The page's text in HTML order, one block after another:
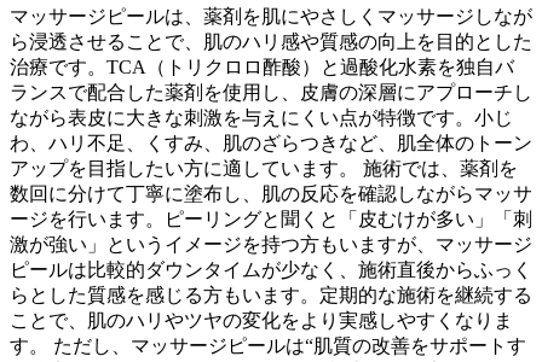
マッサージピールは、薬剤を肌にやさしくマッサージしなが
ら浸透させることで、肌のハリ感や質感の向上を目的とした
治療です。TCA（トリクロロ酢酸）と過酸化水素を独自バ
ランスで配合した薬剤を使用し、皮膚の深層にアプローチし
ながら表皮に大きな刺激を与えにくい点が特徴です。小じ
わ、ハリ不足、くすみ、肌のざらつきなど、肌全体のトーン
アップを目指したい方に適しています。 施術では、薬剤を
数回に分けて丁寧に塗布し、肌の反応を確認しながらマッサ
ージを行います。ピーリングと聞くと「皮むけが多い」「刺
激が強い」というイメージを持つ方もいますが、マッサージ
ピールは比較的ダウンタイムが少なく、施術直後からふっく
らとした質感を感じる方もいます。定期的な施術を継続する
ことで、肌のハリやツヤの変化をより実感しやすくなりま
す。 ただし、マッサージピールは“肌質の改善をサポートす